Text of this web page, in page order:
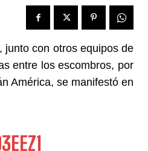
junto con otros equipos de
entre los escombros, por
América, se manifestó en